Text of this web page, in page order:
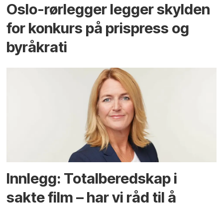
Oslo-rørlegger legger skylden
for konkurs på prispress og
byråkrati
Innlegg: Totalberedskap i
sakte film – har vi råd til å